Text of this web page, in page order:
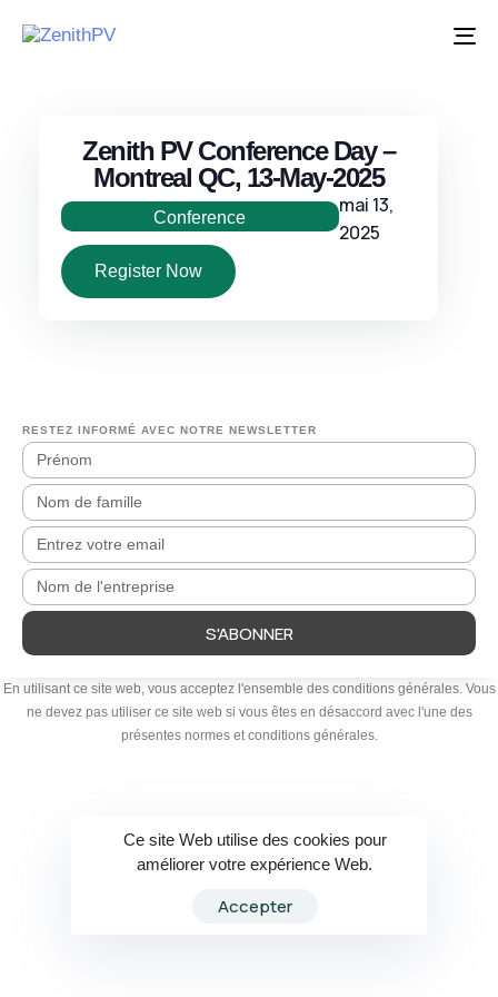
Zenith PV Conference Day –
Montreal QC, 13-May-2025
Conference
mai 13,
2025
Register Now
RESTEZ INFORMÉ AVEC NOTRE NEWSLETTER
S'ABONNER
En utilisant ce site web, vous acceptez l'ensemble des conditions générales. Vous
ne devez pas utiliser ce site web si vous êtes en désaccord avec l'une des
présentes normes et conditions générales.
Ce site Web utilise des cookies pour
améliorer votre expérience Web.
Accepter